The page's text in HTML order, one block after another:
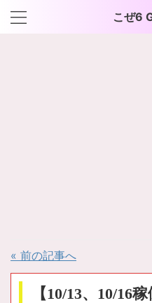
こぜ6
« 前の記事へ
【10/13、10/16